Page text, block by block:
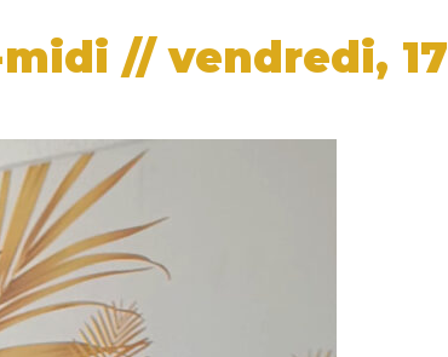
// vendredi, 17